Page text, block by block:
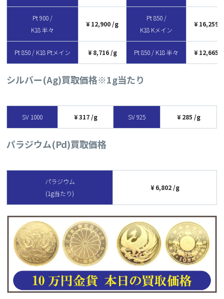
Pt 900 /
K18 半々
12,900
Pt 850 /
K18 Kメイン
16,259
Pt 850 / K18 Ptメイン 8,716 Pt 850 / K18 半々 12,665
シルバー(Ag)買取価格※1g当たり
SV 1000 317 SV 925 285
パラジウム(Pd)買取価格
パラジウム
(1g当たり)
6,802